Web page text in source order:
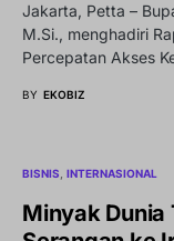
Jakarta, Petta –
M.Si., menghadiri
Percepatan Akses
BY EKOBIZ
BISNIS INTERNASIONAL
Minyak Dunia